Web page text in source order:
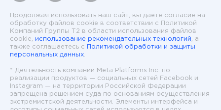
Продолжая использовать наш сайт, вы даете согласие на
обработку файлов cookie в соответствии с Политикой
Компаний Группы T2 в области использования файлов
cookie,
использование рекомендательных технологий , а
также соглашаетесь с
Политикой обработки и защиты
персональных данных.
* Деятельность компании Meta Platforms Inc. по
реализации продуктов — социальных сетей Facebook и
Instagram — на территории Российской Федерации
запрещена решением суда по основаниям осуществления
экстремистской деятельности. Элементы интерфейса и